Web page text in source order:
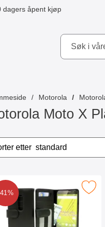
dagers åpent kjøp
AB
Motorola
Moto X
sorter
standard
lommebok-etui Motorola